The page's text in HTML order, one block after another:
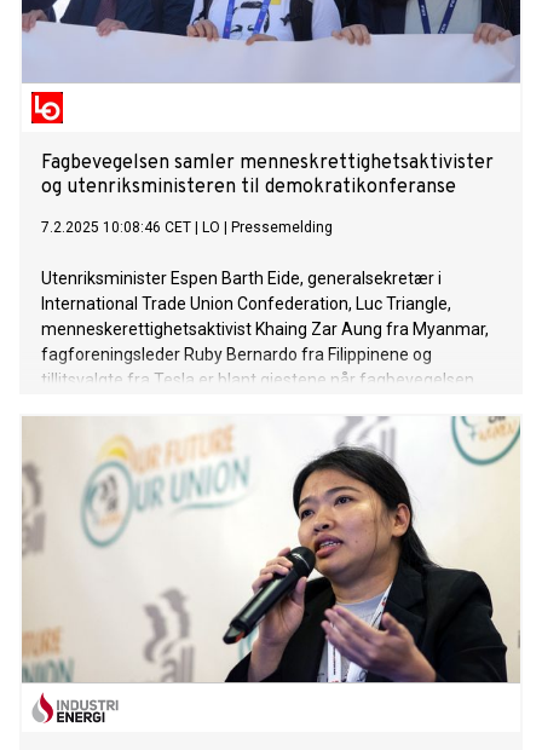
Fagbevegelsen samler menneskrettighetsaktivister
og utenriksministeren til demokratikonferanse
7.2.2025 10:08:46 CET LO Pressemelding
Utenriksminister Espen Barth Eide, generalsekretær i
International Trade Union Confederation, Luc Triangle,
menneskerettighetsaktivist Khaing Zar Aung fra Myanmar,
fagforeningsleder Ruby Bernardo fra Filippinene og
tillitsvalgte fra Tesla er blant gjestene når fagbevegelsen